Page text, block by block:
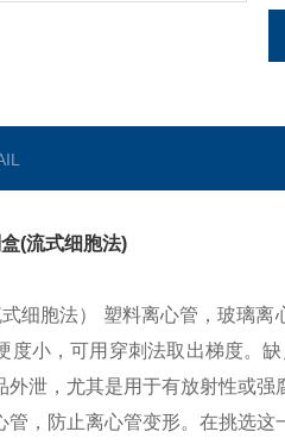
(流式细胞法)
细胞法） 塑料离心管，玻璃
度小，可用穿刺法取出梯度。
外泄，尤其是用于有放射性或
管，防止离心管变形。在挑选